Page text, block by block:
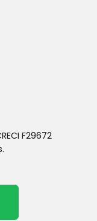
F29672